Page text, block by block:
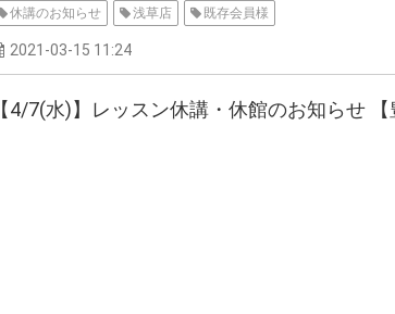
休講のお知らせ 浅草店 既存会員様
2021-03-15 11:24
【4/7(水)】レッスン休講・休館のお知らせ